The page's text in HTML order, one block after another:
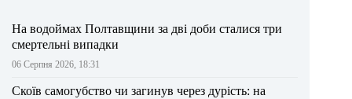
На водоймах Полтавщини за дві доби сталися три
смертельні випадки
06 Серпня 2026, 18:31
Скоїв самогубство чи загинув через дурість: на